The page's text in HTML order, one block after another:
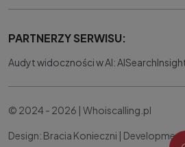
PARTNERZY SERWISU:
Audyt widoczności w AI:
© 2024 - 2026 | Whoiscalling.pl
Design: Bracia Konieczni | Development: